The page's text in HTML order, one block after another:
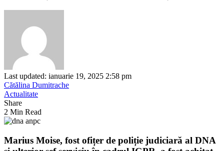
Last updated: ianuarie 19, 2025 2:58 pm
Cătălina Dumitrache
Actualitate
Share
2 Min Read
Marius Moise, fost ofițer de poliție judiciară al DNA